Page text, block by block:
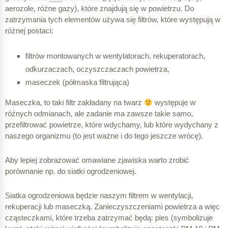
aerozole, różne gazy), które znajdują się w powietrzu. Do
zatrzymania tych elementów używa się filtrów, które występują w
różnej postaci:
filtrów montowanych w wentylatorach, rekuperatorach,
odkurzaczach, oczyszczaczach powietrza,
maseczek (półmaska filtrująca)
Maseczka, to taki filtr zakładany na twarz
występuje w
różnych odmianach, ale zadanie ma zawsze takie samo,
przefiltrować powietrze, które wdychamy, lub które wydychany z
naszego organizmu (to jest ważne i do tego jeszcze wrócę).
Aby lepiej zobrazować omawiane zjawiska warto zrobić
porównanie np. do siatki ogrodzeniowej.
Siatka ogrodzeniowa będzie naszym filtrem w wentylacji,
rekuperacji lub maseczką. Zanieczyszczeniami powietrza a więc
cząsteczkami, które trzeba zatrzymać będą: pies (symbolizuje